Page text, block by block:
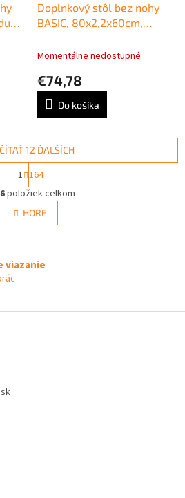
Doplnkový stôl bez nohy
BASIC, 80x2,2x60cm,
Momentálne nedostupné
€74,78
Do košíka
O
v
l
á
c
12 ĎALŠÍCH
t
r
á
n
k
a
1 164
položiek celkom
HORE
viazanie